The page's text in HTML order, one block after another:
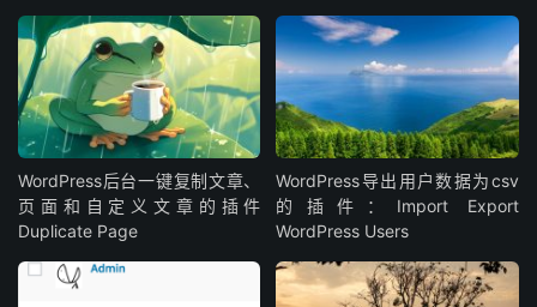
需要归类，可以借用专门的媒体归类插件，如 WordPress媒
体库自定义图片分类管理插件FileBird
插件下载：WordPress官网（或者在网站后台搜索“Wicked
Folders”在线安装）
WordPress后台一键复制文章、
页面和自定义文章的插件
Duplicate Page
WordPress导出用户数据为csv
的插件：Import Export
WordPress Users